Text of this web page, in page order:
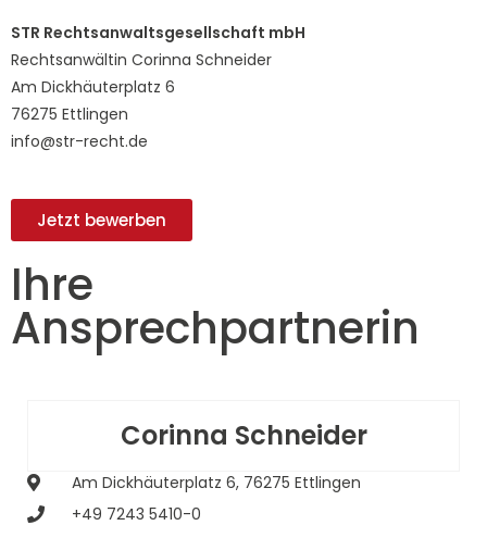
STR Rechtsanwaltsgesellschaft mbH
Rechtsanwältin Corinna Schneider
Am Dickhäuterplatz 6
76275 Ettlingen
info@str-recht.de
Jetzt bewerben
Ihre
Ansprechpartnerin
Corinna Schneider
Am Dickhäuterplatz 6, 76275 Ettlingen
+49 7243 5410-0